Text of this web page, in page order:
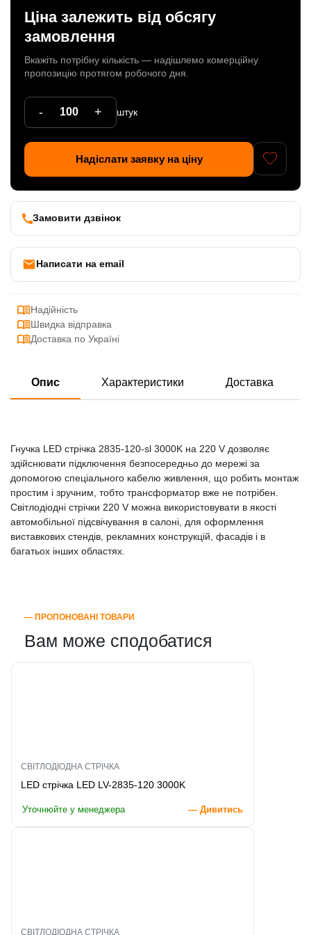
Ціна залежить від обсягу
замовлення
Вкажіть потрібну кількість — надішлемо комерційну
пропозицію протягом робочого дня.
- + штук
Надіслати заявку на ціну
Замовити дзвінок
Написати на email
Надійність
Швидка відправка
Доставка по Україні
Опис Характеристики Доставка
Гнучка LED стрічка 2835-120-sl 3000K на 220 V дозволяє
здійснювати підключення безпосередньо до мережі за
допомогою спеціального кабелю живлення, що робить монтаж
простим і зручним, тобто трансформатор вже не потрібен.
Світлодіодні стрічки 220 V можна використовувати в якості
автомобільної підсвічування в салоні, для оформлення
виставкових стендів, рекламних конструкцій, фасадів і в
багатьох інших областях.
― ПРОПОНОВАНІ ТОВАРИ
Вам може сподобатися
СВІТЛОДІОДНА СТРІЧКА
LED стрічка LED LV-2835-120 3000K
Уточнюйте у менеджера — Дивитись
СВІТЛОДІОДНА СТРІЧКА
Патрони
Елементи кріплення
Продукція з пластика
Керамічні вироби
Литі елементи
Дерев'яні вироби